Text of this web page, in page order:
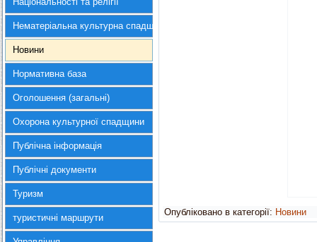
Нематеріальна культурна спадщина
Новини
Нормативна база
Оголошення (загальні)
Охорона культурної спадщини
Публічна інформація
Публічні документи
Туризм
туристичні маршрути
Опубліковано в категорії: Новини